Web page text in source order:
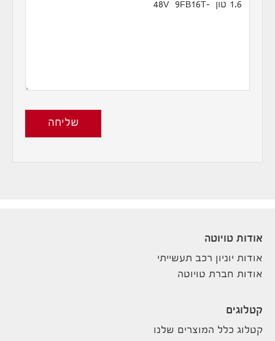
שליחה
אודות טויוטה
אודות יוניון רכב תעשייתי
אודות חברת טויוטה
קטלוגים
קטלוג כלל המוצרים שלנו